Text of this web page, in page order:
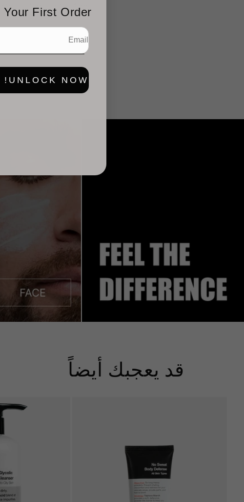
يشارك
قد يعجبك أيضاً
Your First Order
UNLOCK NOW!